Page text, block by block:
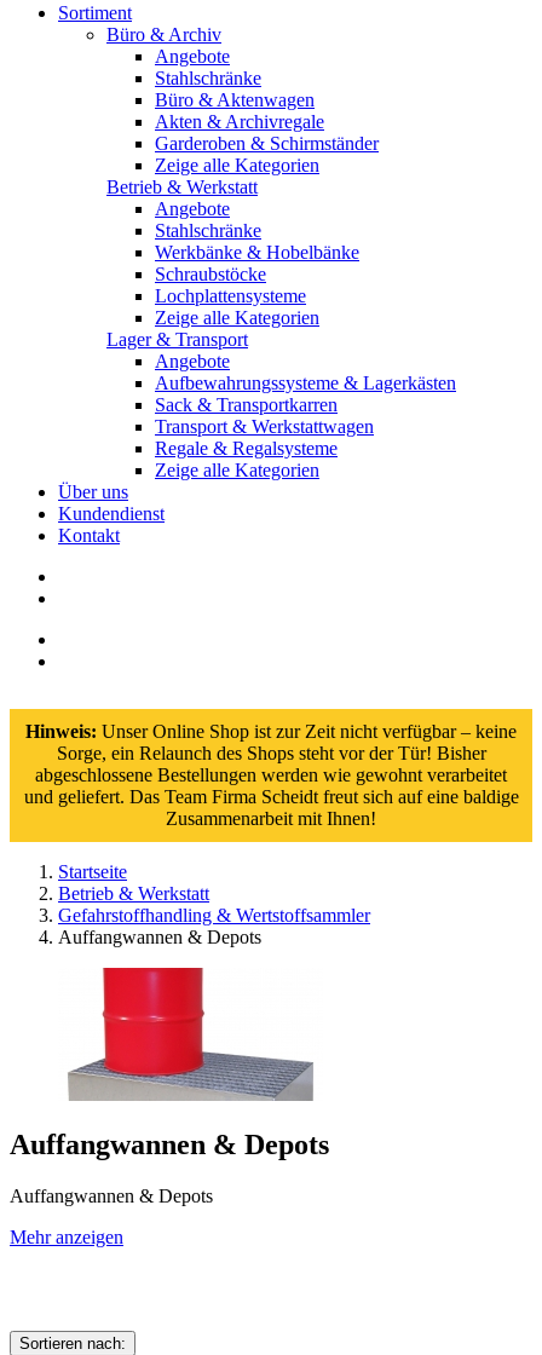
Sortiment
Büro & Archiv
Angebote
Stahlschränke
Büro & Aktenwagen
Akten & Archivregale
Garderoben & Schirmständer
Zeige alle Kategorien
Betrieb & Werkstatt
Angebote
Stahlschränke
Werkbänke & Hobelbänke
Schraubstöcke
Lochplattensysteme
Zeige alle Kategorien
Lager & Transport
Angebote
Aufbewahrungssysteme & Lagerkästen
Sack & Transportkarren
Transport & Werkstattwagen
Regale & Regalsysteme
Zeige alle Kategorien
Über uns
Kundendienst
Kontakt
Hinweis: Unser Online Shop ist zur Zeit nicht verfügbar – keine
Sorge, ein Relaunch des Shops steht vor der Tür! Bisher
abgeschlossene Bestellungen werden wie gewohnt verarbeitet
und geliefert. Das Team Firma Scheidt freut sich auf eine baldige
Zusammenarbeit mit Ihnen!
Startseite
Betrieb & Werkstatt
Gefahrstoffhandling & Wertstoffsammler
Auffangwannen & Depots
Auffangwannen & Depots
Auffangwannen & Depots
Mehr anzeigen
Sortieren nach: